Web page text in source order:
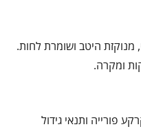
היטב ושומרת לחות.
ומקרה.
פורייה ותנאי גידול